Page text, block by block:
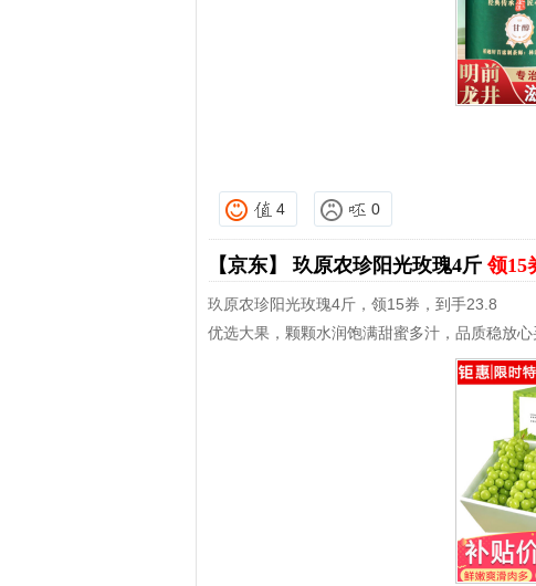
4 0
【京东】 玖原农珍阳光玫瑰4斤领15
玖原农珍阳光玫瑰4斤，领15券，到手23.8
优选大果，颗颗水润饱满甜蜜多汁，品质稳放心